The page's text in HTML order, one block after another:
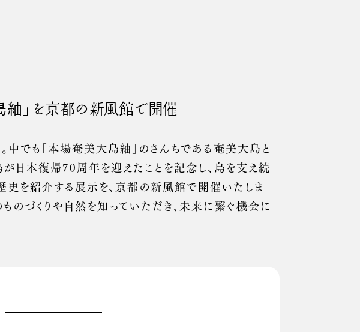
紬」を京都の新風館で開催
中でも「本場奄美大島紬」のさんちである奄美大島と
が日本復帰70周年を迎えたことを記念し、島を支え続
を紹介する展示を、京都の新風館で開催いたしま
のづくりや自然を知っていただき、未来に繋ぐ機会に